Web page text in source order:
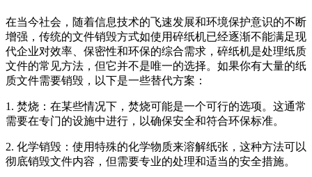
在当今社会，随着信息技术的飞速发展和环境保护意识的不断
增强，传统的文件销毁方式如使用碎纸机已经逐渐不能满足现
代企业对效率、保密性和环保的综合需求，碎纸机是处理纸质
文件的常见方法，但它并不是唯一的选择。如果你有大量的纸
质文件需要销毁，以下是一些替代方案：
1. 焚烧：在某些情况下，焚烧可能是一个可行的选项。这通常
需要在专门的设施中进行，以确保安全和符合环保标准。
2. 化学销毁：使用特殊的化学物质来溶解纸张，这种方法可以
彻底销毁文件内容，但需要专业的处理和适当的安全措施。